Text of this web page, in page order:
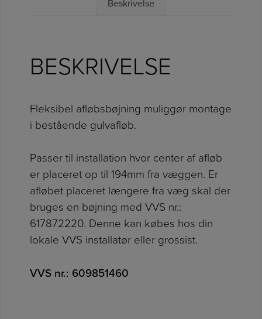
Beskrivelse
BESKRIVELSE
Fleksibel afløbsbøjning muliggør montage
i bestående gulvafløb.
Passer til installation hvor center af afløb
er placeret op til 194mm fra væggen. Er
afløbet placeret længere fra væg skal der
bruges en bøjning med VVS nr.:
617872220. Denne kan købes hos din
lokale VVS installatør eller grossist.
VVS nr.: 609851460